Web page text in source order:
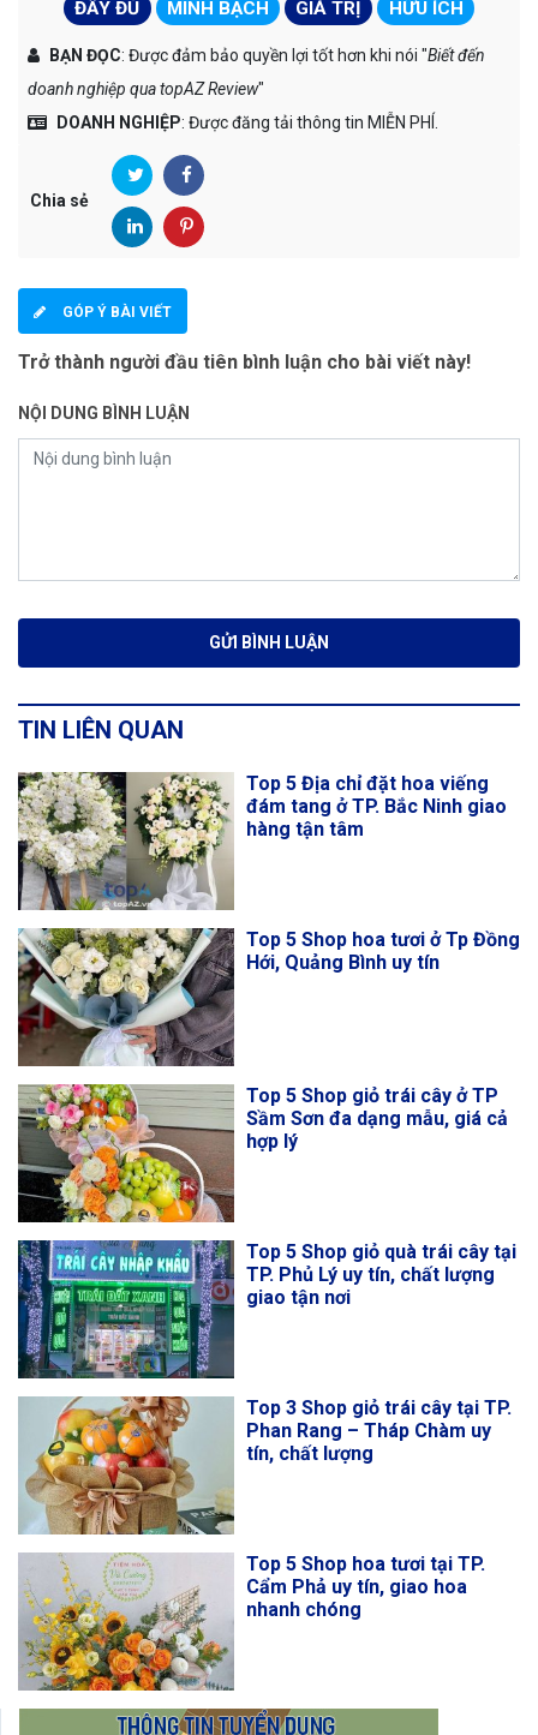
ĐẦY ĐỦ MINH BẠCH GIÁ TRỊ HỮU ÍCH
BẠN ĐỌC: Được đảm bảo quyền lợi tốt hơn khi nói "Biết đến
doanh nghiệp qua topAZ Review"
DOANH NGHIỆP: Được đăng tải thông tin MIỄN PHÍ.
Chia sẻ
GÓP Ý BÀI VIẾT
Trở thành người đầu tiên bình luận cho bài viết này!
NỘI DUNG BÌNH LUẬN
TIN LIÊN QUAN
Top 5 Địa chỉ đặt hoa viếng
đám tang ở TP. Bắc Ninh giao
hàng tận tâm
Top 5 Shop hoa tươi ở Tp Đồng
Hới, Quảng Bình uy tín
Top 5 Shop giỏ trái cây ở TP
Sầm Sơn đa dạng mẫu, giá cả
hợp lý
Top 5 Shop giỏ quà trái cây tại
TP. Phủ Lý uy tín, chất lượng
giao tận nơi
Top 3 Shop giỏ trái cây tại TP.
Phan Rang – Tháp Chàm uy
tín, chất lượng
Top 5 Shop hoa tươi tại TP.
Cẩm Phả uy tín, giao hoa
nhanh chóng